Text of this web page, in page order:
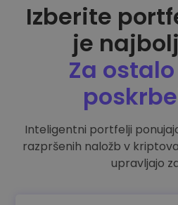
Izberite
je
Za
Inteligentni portfelji
razpršenih naložb v
upravljajo